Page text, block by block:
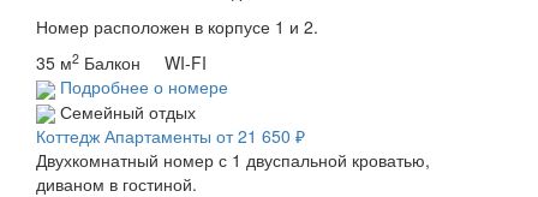
Номер расположен в корпусе 1 и 2.
35 м2 Балкон WI-FI
Подробнее о номере
Семейный отдых
Коттедж Апартаменты от 21 650 ₽
Двухкомнатный номер с 1 двуспальной кроватью,
диваном в гостиной.